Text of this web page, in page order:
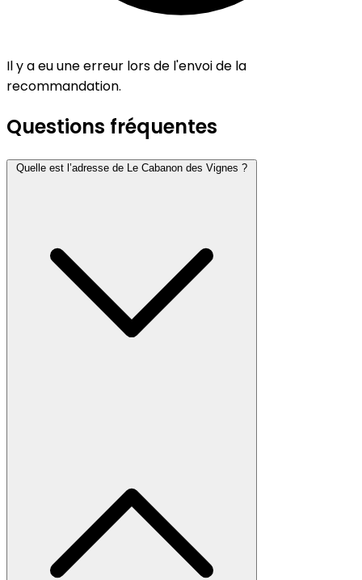
Il y a eu une erreur lors de l'envoi de la
recommandation.
Questions fréquentes
Quelle est l’adresse de Le Cabanon des Vignes ?